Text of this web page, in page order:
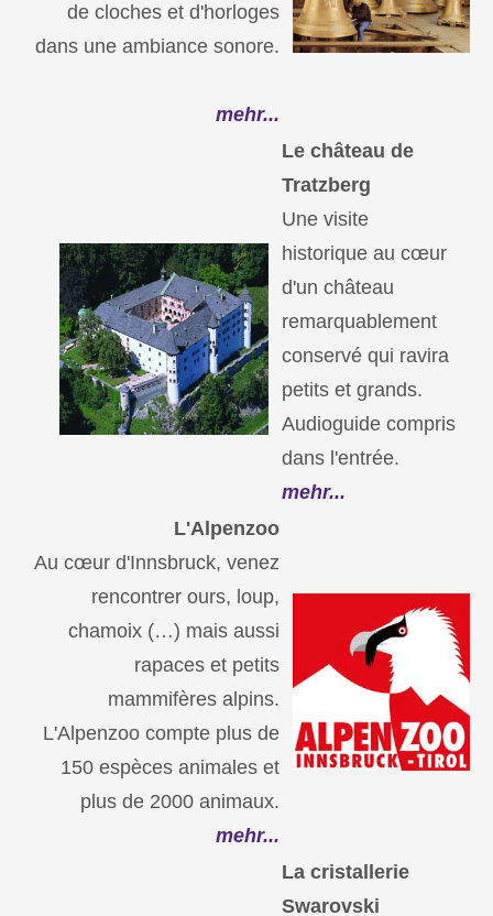
de cloches et d'horloges
dans une ambiance sonore.
mehr...
Le château de
Tratzberg
Une visite
historique au cœur
d'un château
remarquablement
conservé qui ravira
petits et grands.
Audioguide compris
dans l'entrée.
mehr...
L'Alpenzoo
Au cœur d'Innsbruck, venez
rencontrer ours, loup,
chamoix (…) mais aussi
rapaces et petits
mammifères alpins.
L'Alpenzoo compte plus de
150 espèces animales et
plus de 2000 animaux.
mehr...
La cristallerie
Swarovski